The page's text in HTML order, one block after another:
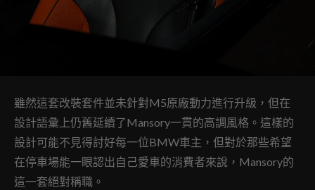
雖然這套改裝套件並未針對M5原廠動力進行升級，但在
設計語彙上仍舊延續了Mansory一貫的高調風格。這樣的
設計可能不見得討好每一位BMW車主，但對於那些希望
在停車場能一眼認出自己愛車的消費者來說，Mansory的
這一套絕對稱職。